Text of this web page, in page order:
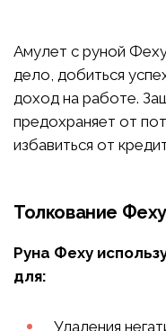
Амулет с руной
дело, добиться
доход на работе.
предохраняет от
избавиться от
Толкование
Руна Феху
для:
Удаления